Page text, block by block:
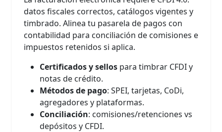
datos fiscales correctos, catálogos vigentes y
timbrado. Alinea tu pasarela de pagos con
contabilidad para conciliación de comisiones e
impuestos retenidos si aplica.
Certificados y sellos para timbrar CFDI y
notas de crédito.
Métodos de pago: SPEI, tarjetas, CoDi,
agregadores y plataformas.
Conciliación: comisiones/retenciones vs
depósitos y CFDI.